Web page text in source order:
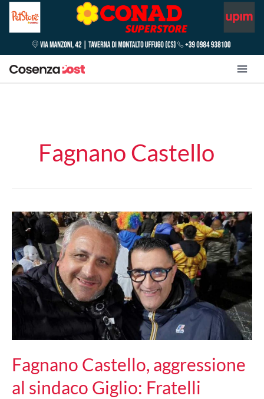
Fagnano Castello
Fagnano Castello, aggressione
al sindaco Giglio: Fratelli